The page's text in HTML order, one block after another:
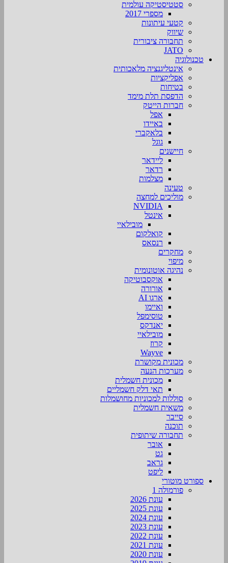
סטטיסטיקה עולמית
מספרי 2017
קטעי עיתונות
שיווק
תחבורה ציבורית
JATO
טכנולוגיה
אינטליגנציה מלאכותית
אפליקציות
בטיחות
הדפסת תלת מימד
חברות הייטק
אפל
באיידו
בלאקברי
גוגל
חיישנים
ליידאר
רדאר
מצלמות
טעינה
מוליכים למחצה
NVIDIA
אינטל
מובילאיי
קואלקום
רנסאס
מחקרים
מיפוי
נהיגה אוטונומית
אוקסבוטיקה
אורורה
ארגו AI
ואיימו
טוסימפל
יאנדקס
מובילאיי
קרוז
Wayve
מכונית מקושרת
מערכות הנעה
מכונית חשמלית
תאי דלק חשמליים
סוללות למכוניות מחושמלות
משאית חשמלית
סייבר
תוכנה
תחבורה שיתופית
אובר
גט
גראב
ליפט
ספורט מוטורי
פורמולה 1
עונת 2026
עונת 2025
עונת 2024
עונת 2023
עונת 2022
עונת 2021
עונת 2020